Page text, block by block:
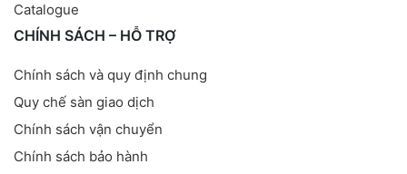
Catalogue
CHÍNH SÁCH – HỖ TRỢ
Chính sách và quy định chung
Quy chế sàn giao dịch
Chính sách vận chuyển
Chính sách bảo hành